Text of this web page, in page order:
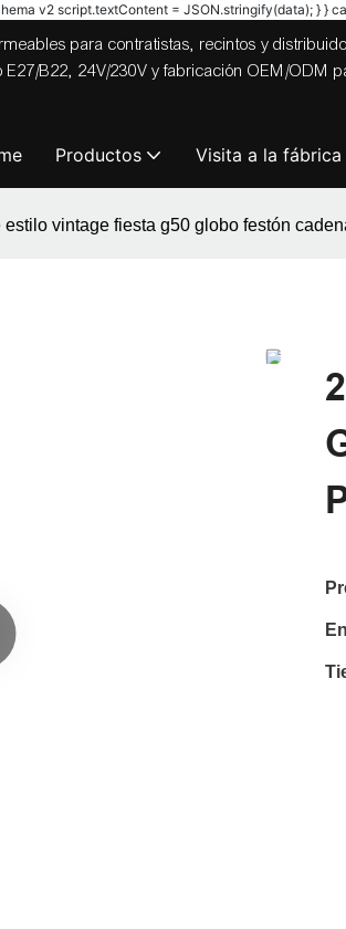
v2 script.textContent = JSON.stringify(data); } }
para contratistas, recintos y
B22, 24V/230V y fabricación OEM/ODM
Productos Visita a la fábrica
vintage fiesta g50 globo festón